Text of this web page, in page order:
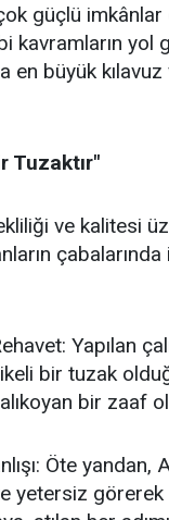
güçlü
kavramların yol
en büyük
Tuzaktır"
ve kalitesi
Yapılan
bir tuzak
bir zaaf
Öte yandan,
yetersiz